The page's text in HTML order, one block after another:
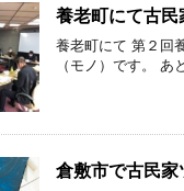
養老町にて古
養老町にて 第２回
（モノ）です。
倉敷市で古民家